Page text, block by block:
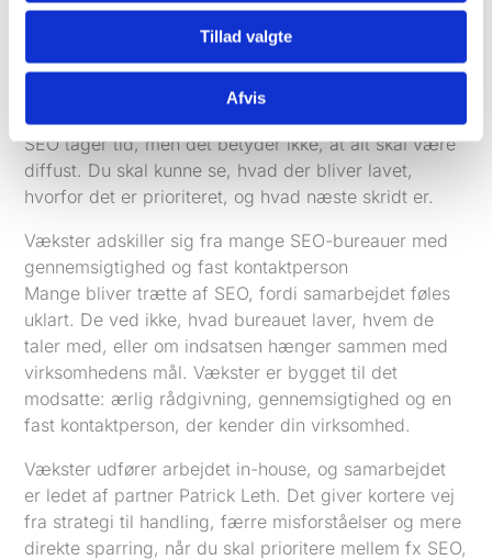
Tillad valgte
Afvis
søgninger, sider og henvendelser der faktisk
skaber fremgang.
Væksters proces er lavet til virksomheder, der vil
have realistiske forventninger frem for smarte løfter.
SEO tager tid, men det betyder ikke, at alt skal være
diffust. Du skal kunne se, hvad der bliver lavet,
hvorfor det er prioriteret, og hvad næste skridt er.
Vækster adskiller sig fra mange SEO-bureauer med
gennemsigtighed og fast kontaktperson
Mange bliver trætte af SEO, fordi samarbejdet føles
uklart. De ved ikke, hvad bureauet laver, hvem de
taler med, eller om indsatsen hænger sammen med
virksomhedens mål. Vækster er bygget til det
modsatte: ærlig rådgivning, gennemsigtighed og en
fast kontaktperson, der kender din virksomhed.
Vækster udfører arbejdet in-house, og samarbejdet
er ledet af partner Patrick Leth. Det giver kortere vej
fra strategi til handling, færre misforståelser og mere
direkte sparring, når du skal prioritere mellem fx SEO,